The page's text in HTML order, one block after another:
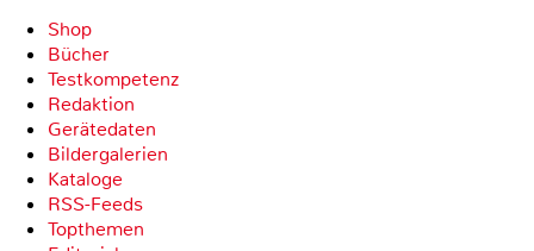
Shop
Bücher
Testkompetenz
Redaktion
Gerätedaten
Bildergalerien
Kataloge
RSS-Feeds
Topthemen